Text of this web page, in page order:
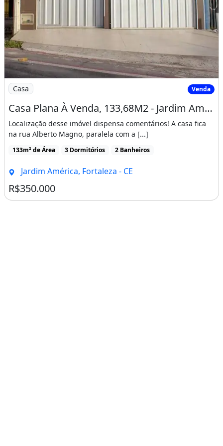
Imagem: Casa Plana À Venda, 133,68M2 - Jardim América
Casa Venda
Casa Plana À Venda, 133,68M2 - Jardim América
Localização desse imóvel dispensa comentários! A casa fica
na rua Alberto Magno, paralela com a [...]
133m² de Área 3 Dormitórios 2 Banheiros
Jardim América, Fortaleza - CE
R$350.000